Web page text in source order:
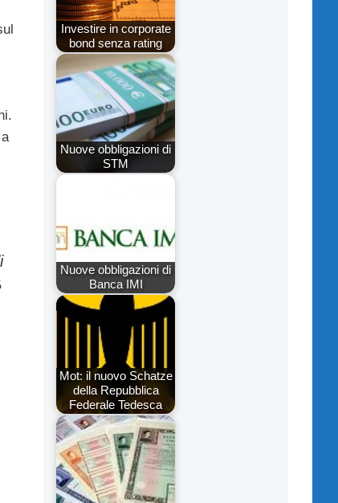
Investire in corporate
bond senza rating
Nuove obbligazioni di
STM
Nuove obbligazioni di
Banca IMI
Mot: il nuovo Schatze
della Repubblica
Federale Tedesca